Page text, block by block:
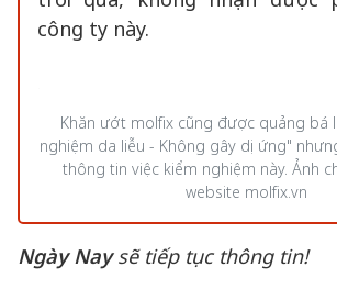
thương hiệu molfix, sau khi
tải các bài viết, có nhận được
Việt Nam có dòng chữ “Được
da liễu - Không gây dị ứng”,
có thêm thông tin về việc kiểm
Cũng nhằm để việc thông tin
phóng viên đã gửi nội dung